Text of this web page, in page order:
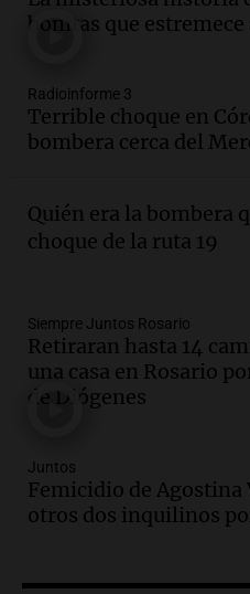
estudiante con 48
involucrados
Episodios
Audio.
1° gol de
Aldosivi (Zalazar
Gato Greco
Episodios
Audio.
bonarda para
Episodios
Audio.Mañana
en la Sociedad
Episodios
Audio.Villa María
edificios y una
bonitas que estremece
Radioinforme 3
Terrible choque en
bombera cerca del
Quién era la bombera
choque de la ruta 19
Siempre Juntos Rosario
Retiraran hasta 14
una casa en Rosario
de Diógenes
Juntos
Femicidio de Agostina
otros dos inquilinos